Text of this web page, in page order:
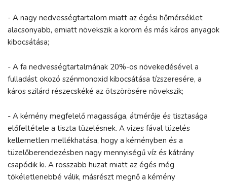
- A nagy nedvességtartalom miatt az égési hőmérséklet
alacsonyabb, emiatt növekszik a korom és más káros anyagok
kibocsátása;
- A fa nedvességtartalmának 20%-os növekedésével a
fulladást okozó szénmonoxid kibocsátása tízszeresére, a
káros szilárd részecskéké az ötszörösére növekszik;
- A kémény megfelelő magassága, átmérője és tisztasága
előfeltétele a tiszta tüzelésnek. A vizes fával tüzelés
kellemetlen mellékhatása, hogy a kéményben és a
tüzelőberendezésben nagy mennyiségű víz és kátrány
csapódik ki. A rosszabb huzat miatt az égés még
tökéletlenebbé válik, másrészt megnő a kémény